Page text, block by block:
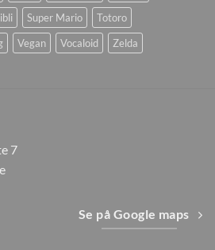
Super Mario
Totoro
Vegan Vocaloid Zelda
7
Se på Google maps